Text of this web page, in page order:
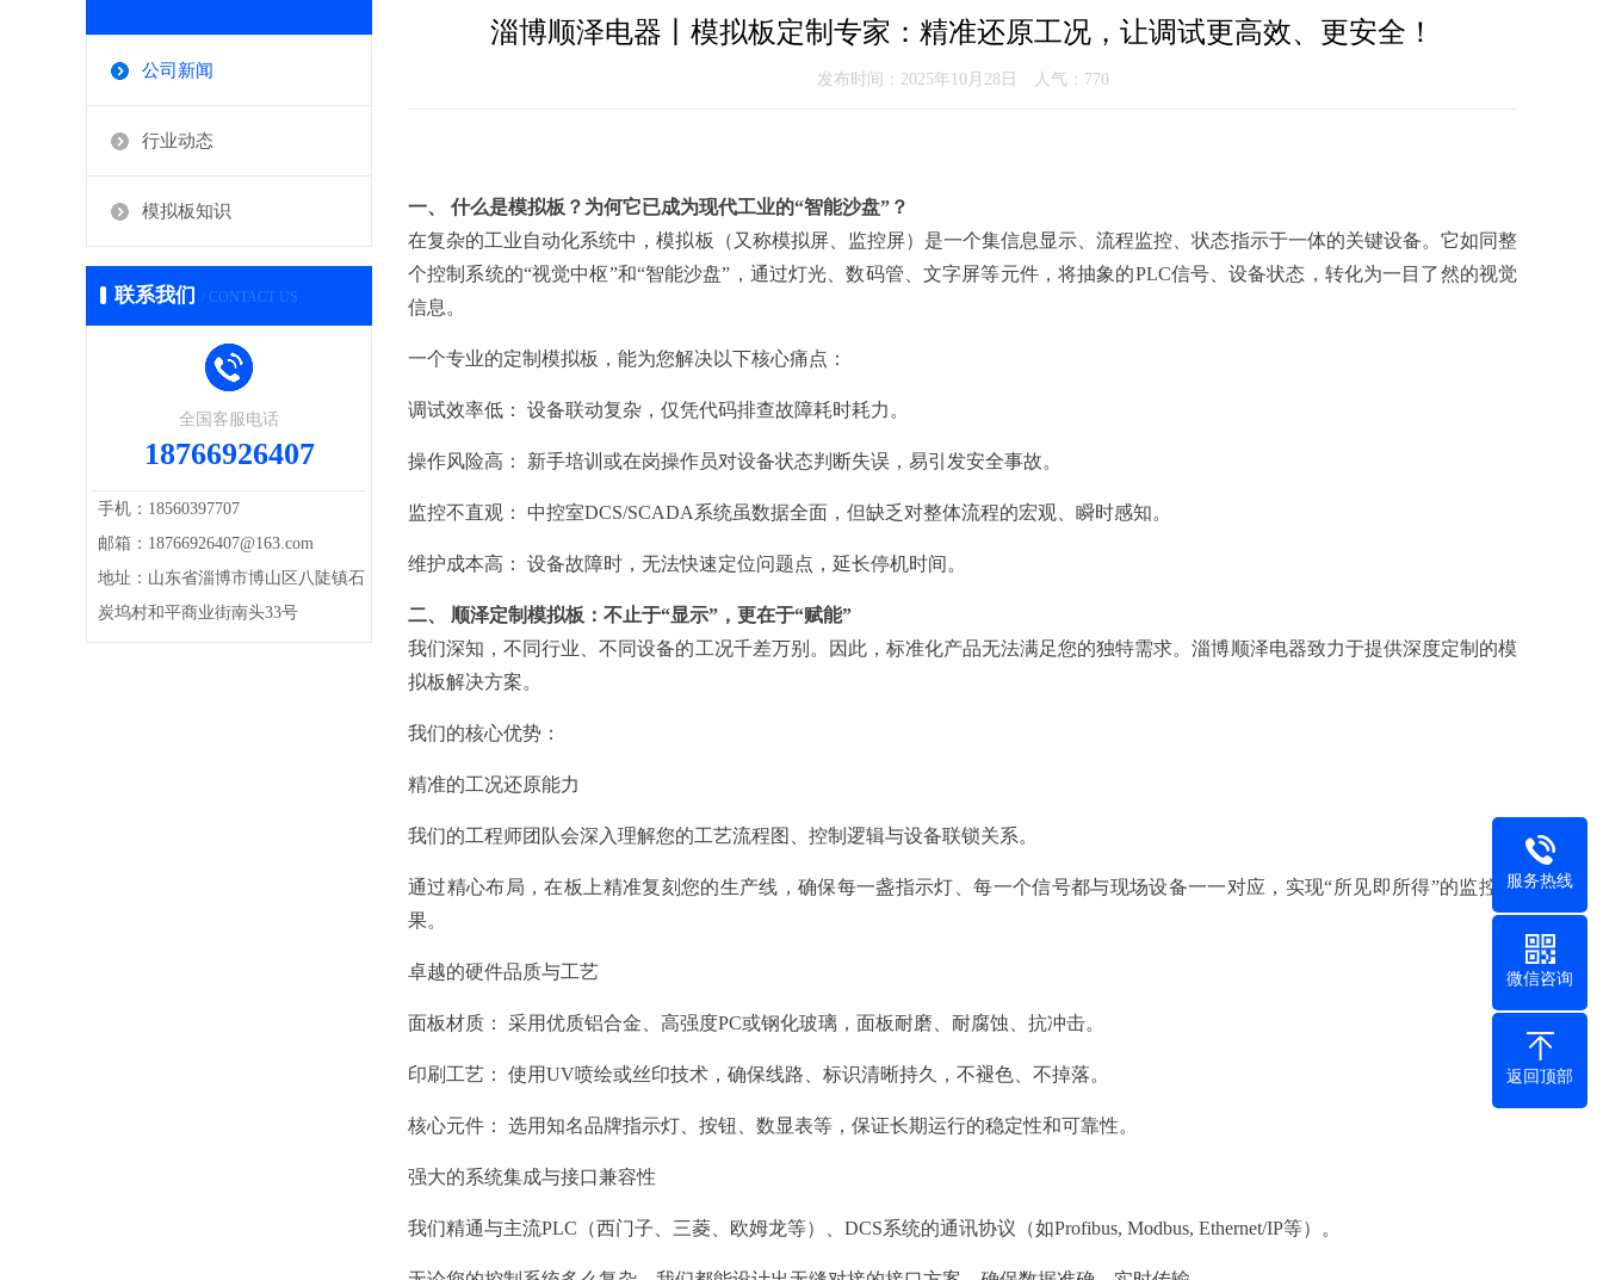
公司新闻
行业动态
模拟板知识
联系我们 / CONTACT US
全国客服电话
18766926407
手机：18560397707
邮箱：18766926407@163.com
地址：山东省淄博市博山区八陡镇石
炭坞村和平商业街南头33号
淄博顺泽电器丨模拟板定制专家：精准还原工况，让调试更高效、更安全！
发布时间：2025年10月28日 人气： 770
一、 什么是模拟板？为何它已成为现代工业的“智能沙盘”？
在复杂的工业自动化系统中，模拟板（又称模拟屏、监控屏）是一个集信息显示、流程监控、状态指示于一体的关键设备。它如同整
个控制系统的“视觉中枢”和“智能沙盘”，通过灯光、数码管、文字屏等元件，将抽象的PLC信号、设备状态，转化为一目了然的视觉
信息。
一个专业的定制模拟板，能为您解决以下核心痛点：
调试效率低： 设备联动复杂，仅凭代码排查故障耗时耗力。
操作风险高： 新手培训或在岗操作员对设备状态判断失误，易引发安全事故。
监控不直观： 中控室DCS/SCADA系统虽数据全面，但缺乏对整体流程的宏观、瞬时感知。
维护成本高： 设备故障时，无法快速定位问题点，延长停机时间。
二、 顺泽定制模拟板：不止于“显示”，更在于“赋能”
我们深知，不同行业、不同设备的工况千差万别。因此，标准化产品无法满足您的独特需求。淄博顺泽电器致力于提供深度定制的模
拟板解决方案。
我们的核心优势：
精准的工况还原能力
我们的工程师团队会深入理解您的工艺流程图、控制逻辑与设备联锁关系。
通过精心布局，在板上精准复刻您的生产线，确保每一盏指示灯、每一个信号都与现场设备一一对应，实现“所见即所得”的监控效
果。
卓越的硬件品质与工艺
面板材质： 采用优质铝合金、高强度PC或钢化玻璃，面板耐磨、耐腐蚀、抗冲击。
印刷工艺： 使用UV喷绘或丝印技术，确保线路、标识清晰持久，不褪色、不掉落。
核心元件： 选用知名品牌指示灯、按钮、数显表等，保证长期运行的稳定性和可靠性。
强大的系统集成与接口兼容性
我们精通与主流PLC（西门子、三菱、欧姆龙等）、DCS系统的通讯协议（如Profibus, Modbus, Ethernet/IP等）。
服务热线
微信咨询
返回顶部